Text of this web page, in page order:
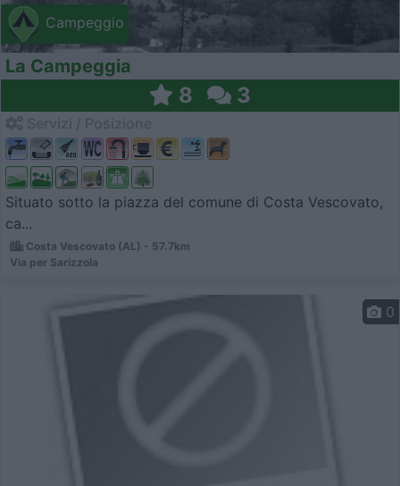
Campeggio
La Campeggia
8 3
Situato sotto la piazza del comune di Costa Vescovato,
ca...
Costa Vescovato (AL) - 57.7km
Via per Sarizzola
0